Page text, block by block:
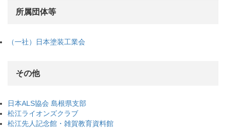
所属団体等
（一社）日本塗装工業会
その他
日本ALS協会 島根県支部
松江ライオンズクラブ
松江先人記念館・雑賀教育資料館